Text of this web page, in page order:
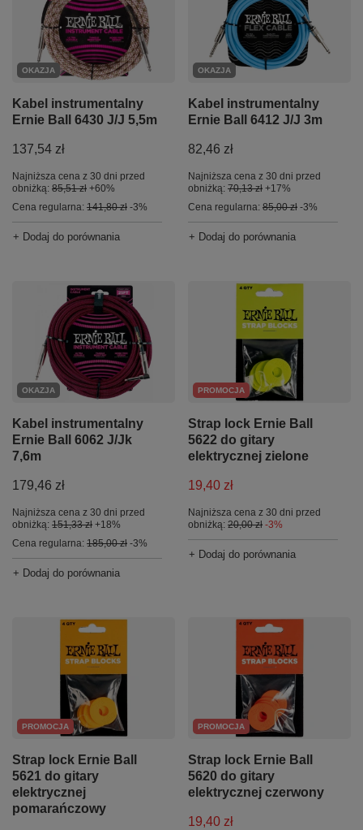
OKAZJA
Kabel instrumentalny
Ernie Ball 6430 J/J 5,5m
137,54 zł
Najniższa cena z 30 dni przed
obniżką: 85,51 zł +60%
Cena regularna: 141,80 zł -3%
+ Dodaj do porównania
OKAZJA
Kabel instrumentalny
Ernie Ball 6412 J/J 3m
82,46 zł
Najniższa cena z 30 dni przed
obniżką: 70,13 zł +17%
Cena regularna: 85,00 zł -3%
+ Dodaj do porównania
OKAZJA
Kabel instrumentalny
Ernie Ball 6062 J/Jk
7,6m
179,46 zł
Najniższa cena z 30 dni przed
obniżką: 151,33 zł +18%
Cena regularna: 185,00 zł -3%
+ Dodaj do porównania
PROMOCJA
Strap lock Ernie Ball
5622 do gitary
elektrycznej zielone
19,40 zł
Najniższa cena z 30 dni przed
obniżką: 20,00 zł -3%
+ Dodaj do porównania
PROMOCJA
Strap lock Ernie Ball
5621 do gitary
elektrycznej
pomarańczowy
PROMOCJA
Strap lock Ernie Ball
5620 do gitary
elektrycznej czerwony
19,40 zł